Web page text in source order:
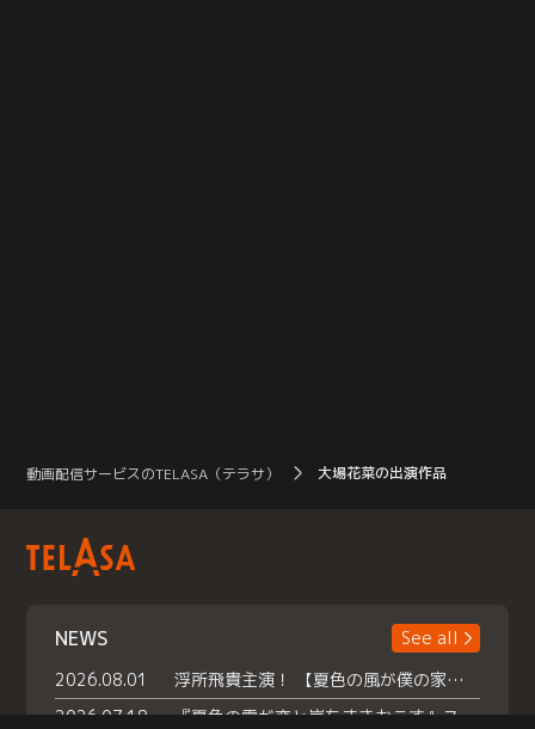
動画配信サービスのTELASA（テラサ） 大場花菜の出演作品
NEWS
See all
2026.08.01
浮所飛貴主演！ 【夏色の風が僕の家にやってきた】 本日よりテラサで独占配信スタート！
2026.07.18
『夏色の雲が恋と嵐をまきおこす』スペシャルメイキング 【Part1】2026年７月18日（土）23時30分～配信スタート！話題のシーンの裏側を大公開！豪華キャスト大集合！ 『武宮家 真夏の家族会議』開催！